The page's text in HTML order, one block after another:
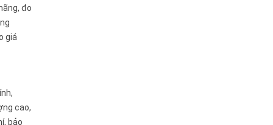
đo
giá
cao,
bảo